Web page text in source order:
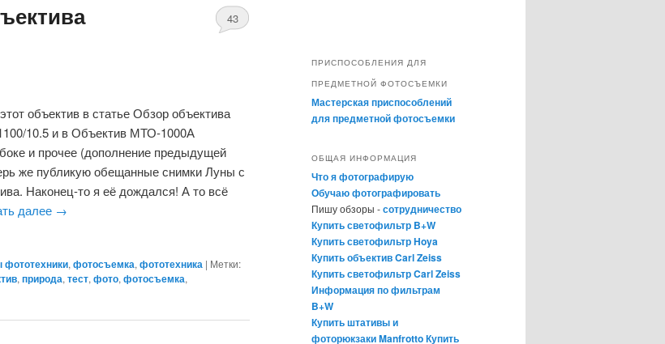
43
объектив в статье Обзор объектива
10.5 и в Объектив МТО-1000А
и прочее (дополнение предыдущей
же публикую обещанные снимки Луны с
Наконец-то я её дождался! А то всё
далее →
фототехники, фотосъемка, фототехника | Метки:
, природа, тест, фото, фотосъемка,
ПРИСПОСОБЛЕНИЯ ДЛЯ
ПРЕДМЕТНОЙ ФОТОСЪЕМКИ
Мастерская приспособлений
для предметной фотосъемки
ОБЩАЯ ИНФОРМАЦИЯ
Что я фотографирую
Обучаю фотографировать
Пишу обзоры -сотрудничество
Купить светофильтр B+W
Купить светофильтр Hoya
Купить объектив Carl Zeiss
Купить светофильтр Carl Zeiss
Информация по фильтрам
B+W
Купить штативы и
фоторюкзаки ManfrottoКупить